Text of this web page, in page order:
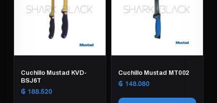
Cuchillo Mustad KVD-
BSJ6T
₲ 188.520
Cuchillo Mustad MT002
₲ 148.080